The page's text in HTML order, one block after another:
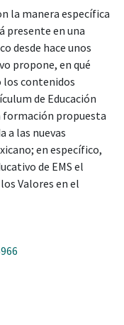
la manera específica
presente en una
desde hace unos
propone, en qué
contenidos
de Educación
formación propuesta
a las nuevas
en específico,
de EMS el
Valores en el